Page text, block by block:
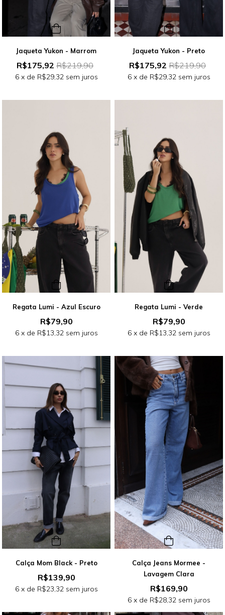
Jaqueta Yukon - Marrom
R$175,92 R$219,90
6 x de R$29,32 sem juros
Jaqueta Yukon - Preto
R$175,92 R$219,90
6 x de R$29,32 sem juros
Regata Lumi - Azul Escuro
R$79,90
6 x de R$13,32 sem juros
Regata Lumi - Verde
R$79,90
6 x de R$13,32 sem juros
Calça Mom Black - Preto
R$139,90
6 x de R$23,32 sem juros
Calça Jeans Mormee -
Lavagem Clara
R$169,90
6 x de R$28,32 sem juros